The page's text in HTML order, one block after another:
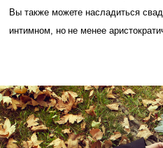
Вы также можете насладиться
интимном, но не менее